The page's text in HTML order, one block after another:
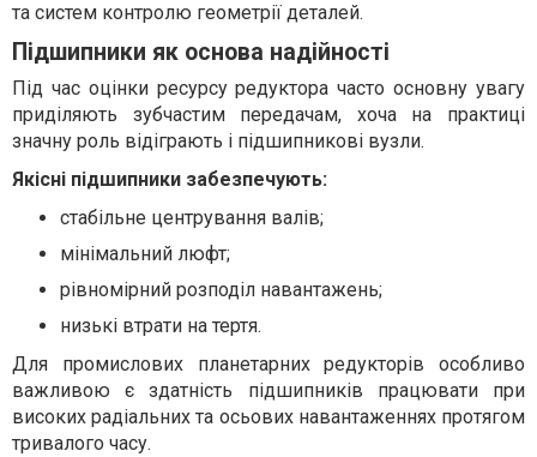
та систем контролю геометрії деталей.
Підшипники як основа надійності
Під час оцінки ресурсу редуктора часто основну увагу
приділяють зубчастим передачам, хоча на практиці
значну роль відіграють і підшипникові вузли.
Якісні підшипники забезпечують:
стабільне центрування валів;
мінімальний люфт;
рівномірний розподіл навантажень;
низькі втрати на тертя.
Для промислових планетарних редукторів особливо
важливою є здатність підшипників працювати при
високих радіальних та осьових навантаженнях протягом
тривалого часу.